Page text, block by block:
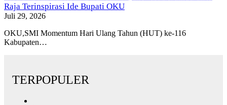
Raja Terinspirasi Ide Bupati OKU
Juli 29, 2026
OKU,SMI Momentum Hari Ulang Tahun (HUT) ke-116
Kabupaten…
TERPOPULER